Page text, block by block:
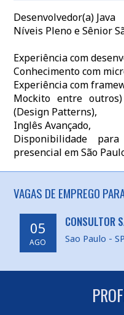
Desenvolvedor(a) Java
Níveis Pleno e Sênior
Experiência com
Conhecimento com
Experiência com
Mockito entre
(Design Patterns),
Inglês Avançado,
Disponibilidade
presencial em São
VAGAS DE EMPREGO
05
AGO
CONSULTOR
Sao Paulo - SP